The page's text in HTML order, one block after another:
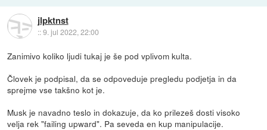
jlpktnst
::9. jul 2022, 22:00
Zanimivo koliko ljudi tukaj je še pod vplivom kulta.
Človek je podpisal, da se odpoveduje pregledu podjetja in da
sprejme vse takšno kot je.
Musk je navadno teslo in dokazuje, da ko prilezeš dosti visoko
velja rek "failing upward". Pa seveda en kup manipulacije.